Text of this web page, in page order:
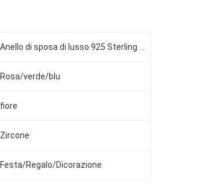
Rosa/verde/blu
fiore
Zircone
Festa/Regalo/Dicorazione